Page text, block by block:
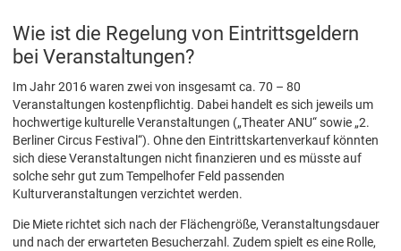
Wie ist die Regelung von Eintrittsgeldern
bei Veranstaltungen?
Im Jahr 2016 waren zwei von insgesamt ca. 70 – 80
Veranstaltungen kostenpflichtig. Dabei handelt es sich jeweils um
hochwertige kulturelle Veranstaltungen („Theater ANU“ sowie „2.
Berliner Circus Festival“). Ohne den Eintrittskartenverkauf könnten
sich diese Veranstaltungen nicht finanzieren und es müsste auf
solche sehr gut zum Tempelhofer Feld passenden
Kulturveranstaltungen verzichtet werden.
Die Miete richtet sich nach der Flächengröße, Veranstaltungsdauer
und nach der erwarteten Besucherzahl. Zudem spielt es eine Rolle,